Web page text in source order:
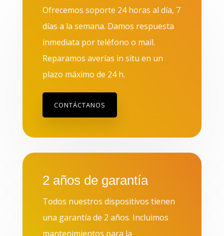
Ofrecemos soporte 24 horas al día, 7
días a la semana. Damos respuesta
inmediata por teléfono o mail.
Reparamos averías in situ en un
plazo máximo de 24 h.
CONTÁCTANOS
2 años de garantía
Todos nuestros dispositivos tienen
una garantía de 2 años. Incluimos
mantenimientos para la